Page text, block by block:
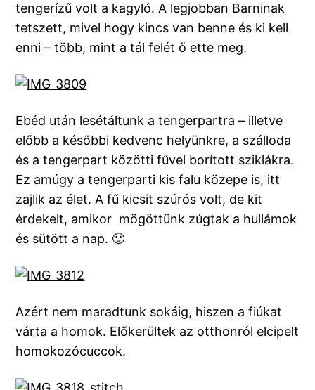
tengerízű volt a kagyló. A legjobban Barninak
tetszett, mivel hogy kincs van benne és ki kell
enni – több, mint a tál felét ő ette meg.
Ebéd után lesétáltunk a tengerpartra – illetve
előbb a későbbi kedvenc helyünkre, a szálloda
és a tengerpart közötti fűvel borított sziklákra.
Ez amúgy a tengerparti kis falu közepe is, itt
zajlik az élet. A fű kicsit szúrós volt, de kit
érdekelt, amikor mögöttünk zúgtak a hullámok
és sütött a nap. 🙂
Azért nem maradtunk sokáig, hiszen a fiúkat
várta a homok. Előkerültek az otthonról elcipelt
homokozócuccok.